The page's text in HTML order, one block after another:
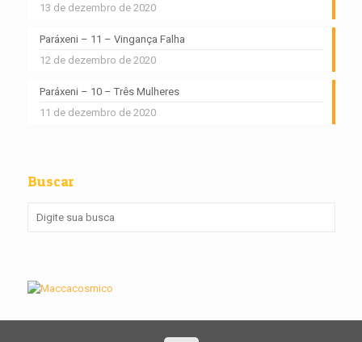
13 de dezembro de 2020
Paráxeni – 11 – Vingança Falha
12 de dezembro de 2020
Paráxeni – 10 – Três Mulheres
11 de dezembro de 2020
Buscar